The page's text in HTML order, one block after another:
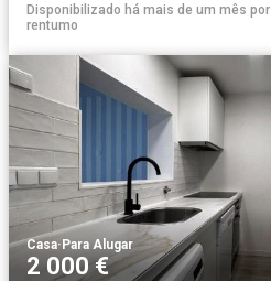
Disponibilizado há mais de um mês por
rentumo
Casa·Para Alugar
2 000 €